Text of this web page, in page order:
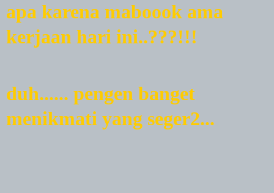
apa karena maboook ama
kerjaan hari ini..???!!!
duh...... pengen banget
menikmati yang seger2...